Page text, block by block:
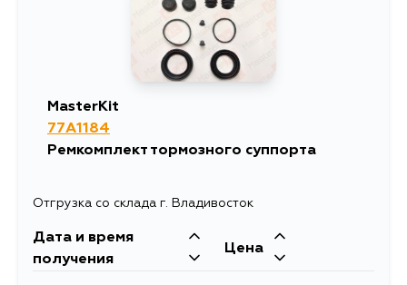
MasterKit
77A1184
Ремкомплект тормозного суппорта
Отгрузка со склада г. Владивосток
Дата и время
получения
Цена